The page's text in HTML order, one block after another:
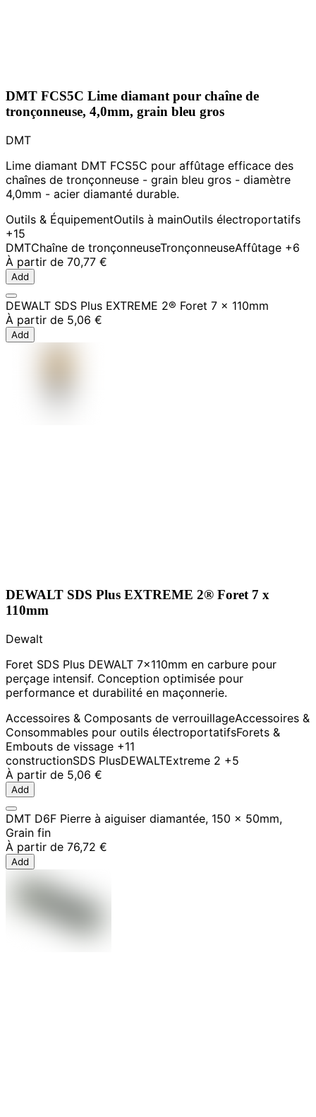
DMT FCS5C Lime diamant pour chaîne de
tronçonneuse, 4,0mm, grain bleu gros
DMT
Lime diamant DMT FCS5C pour affûtage efficace des
chaînes de tronçonneuse - grain bleu gros - diamètre
4,0mm - acier diamanté durable.
Outils & ÉquipementOutils à mainOutils électroportatifs
+15
DMTChaîne de tronçonneuseTronçonneuseAffûtage +6
À partir de 70,77 €
Add
DEWALT SDS Plus EXTREME 2® Foret 7 x 110mm
À partir de 5,06 €
Add
DEWALT SDS Plus EXTREME 2® Foret 7 x
110mm
Dewalt
Foret SDS Plus DEWALT 7x110mm en carbure pour
perçage intensif. Conception optimisée pour
performance et durabilité en maçonnerie.
Accessoires & Composants de verrouillageAccessoires &
Consommables pour outils électroportatifsForets &
Embouts de vissage +11
constructionSDS PlusDEWALTExtreme 2 +5
À partir de 5,06 €
Add
DMT D6F Pierre à aiguiser diamantée, 150 x 50mm,
Grain fin
À partir de 76,72 €
Add